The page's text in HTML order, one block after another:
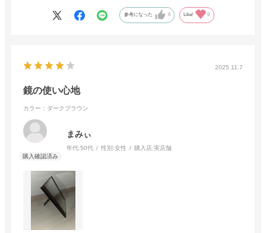
参考になった 0 Like! 0
2025.11.7
鏡の使い心地
カラー：ダークブラウン
まみぃ
年代:50代 性別:女性 購入店:実店舗